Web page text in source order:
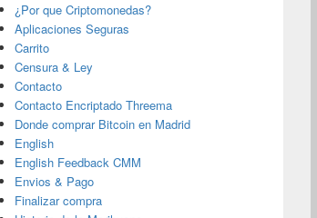
¿Por que Criptomonedas?
Aplicaciones Seguras
Carrito
Censura & Ley
Contacto
Contacto Encriptado Threema
Donde comprar Bitcoin en Madrid
English
English Feedback CMM
Envios & Pago
Finalizar compra